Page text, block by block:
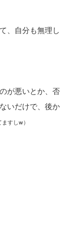
、自分も無理し
が悪いとか、否
いだけで、後か
すしw）